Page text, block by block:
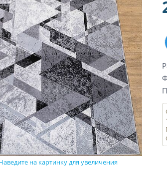
на картинку для увеличения